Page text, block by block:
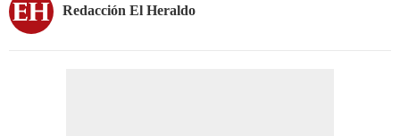
Redacción El Heraldo